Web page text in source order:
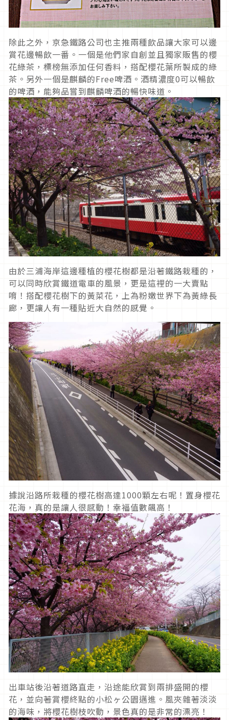
除此之外，京急鐵路公司也主推兩種飲品讓大家可以邊
賞花邊暢飲一番。一個是他們家自創並且獨家販售的櫻
花綠茶，標榜無添加任何香料，搭配櫻花葉所製成的綠
茶。另外一個是麒麟的Free啤酒。酒精濃度0可以暢飲
的啤酒，能夠品嘗到麒麟啤酒的暢快味道。
由於三浦海岸這邊種植的櫻花樹都是沿著鐵路栽種的，
可以同時欣賞鐵道電車的風景，更是這裡的一大賣點
唷！搭配櫻花樹下的黃菜花，上為粉嫩世界下為黃綠長
廊，更讓人有一種貼近大自然的感覺。
據說沿路所栽種的櫻花樹高達1000顆左右呢！置身櫻花
花海，真的是讓人很感動！幸福值數飆高！
出車站後沿著道路直走，沿途能欣賞到兩排盛開的櫻
花，並向著賞櫻終點的小松ヶ公園邁進。風夾雜著淡淡
的海味，將櫻花樹枝吹動，景色真的是非常的漂亮！